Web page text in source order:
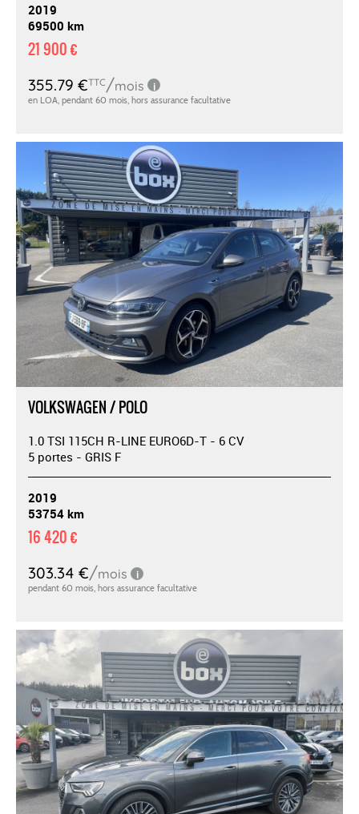
2019
69500 km
21 900 €
VOLKSWAGEN / POLO
1.0 TSI 115CH R-LINE EURO6D-T - 6 CV
5 portes - GRIS F
2019
53754 km
16 420 €